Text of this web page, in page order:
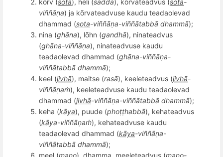
kõrv (sota), heli (saddā), kõrvateadvus (sota-
viññāṇa) ja kõrvateadvuse kaudu teadaolevad
dhammad (sota-viññāṇa-viññātabbā dhammā);
nina (ghāna), lõhn (gandhā), ninateadvus
(ghāna-viññāṇa), ninateadvuse kaudu
teadaolevad dhammad (ghāna-viññāṇa-
viññātabbā dhammā);
keel (jivhā), maitse (rasā), keeleteadvus (jivhā-
viññāṇaṁ), keeleteadvuse kaudu teadaolevad
dhammad (jivhā-viññāṇa-viññātabbā dhammā);
keha (kāya), puude (phoṭṭhabbā), kehateadvus
(kāya-viññāṇaṁ), kehateadvuse kaudu
teadaolevad dhammad (kāya-viññāṇa-
viññātabbā dhammā);